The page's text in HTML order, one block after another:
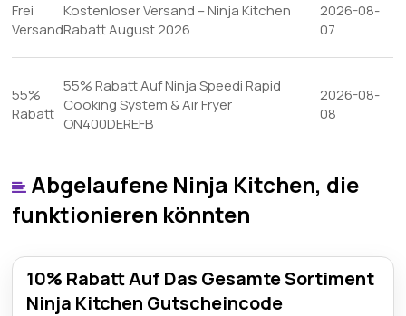
Frei
Versand
Kostenloser Versand – Ninja Kitchen
Rabatt August 2026
2026-08-
07
55%
Rabatt
55% Rabatt Auf Ninja Speedi Rapid
Cooking System & Air Fryer
ON400DEREFB
2026-08-
08
Abgelaufene Ninja Kitchen, die
funktionieren könnten
10% Rabatt Auf Das Gesamte Sortiment
Ninja Kitchen Gutscheincode